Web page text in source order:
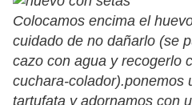
Colocamos encima el
cuidado de no dañarlo (se
cazo con agua y recogerlo
cuchara-colador).ponemos
tartufata y adornamos con